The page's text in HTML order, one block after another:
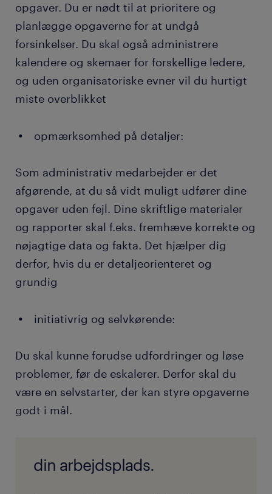
opgaver. Du er nødt til at prioritere og
planlægge opgaverne for at undgå
forsinkelser. Du skal også administrere
kalendere og skemaer for forskellige ledere,
og uden organisatoriske evner vil du hurtigt
miste overblikket
opmærksomhed på detaljer:
Som administrativ medarbejder er det
afgørende, at du så vidt muligt udfører dine
opgaver uden fejl. Dine skriftlige materialer
og rapporter skal f.eks. fremhæve korrekte og
nøjagtige data og fakta. Det hjælper dig
derfor, hvis du er detaljeorienteret og
grundig
initiativrig og selvkørende:
Du skal kunne forudse udfordringer og løse
problemer, før de eskalerer. Derfor skal du
være en selvstarter, der kan styre opgaverne
godt i mål.
din arbejdsplads.